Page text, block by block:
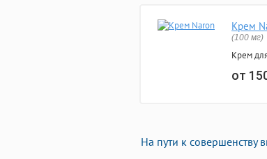
Крем
(100 мг)
Крем
от
На пути к совершенству